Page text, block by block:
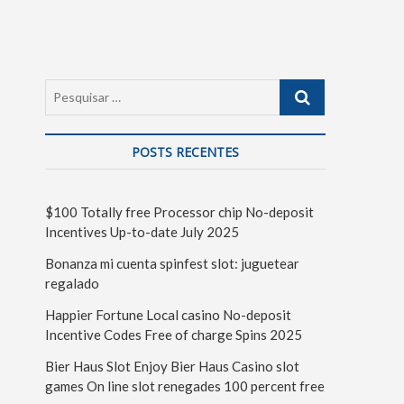
POSTS RECENTES
$100 Totally free Processor chip No-deposit
Incentives Up-to-date July 2025
Bonanza mi cuenta spinfest slot: juguetear
regalado
Happier Fortune Local casino No-deposit
Incentive Codes Free of charge Spins 2025
Bier Haus Slot Enjoy Bier Haus Casino slot
games On line slot renegades 100 percent free